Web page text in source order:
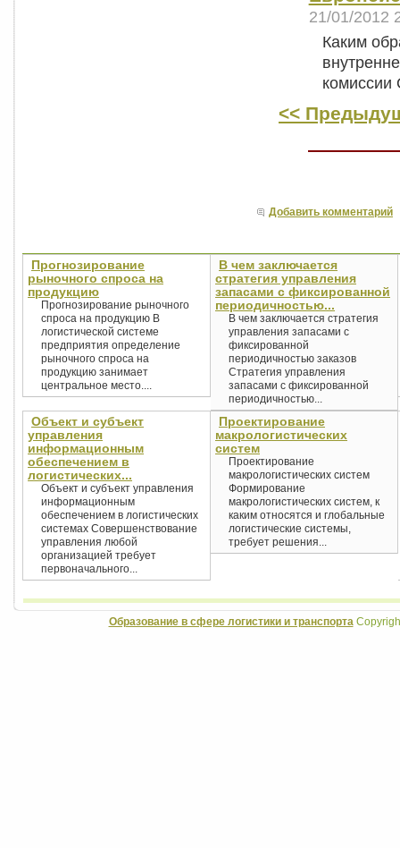
21/01/2012
Каким
<<
Добавить комментарий
Прогнозирование
рыночного спроса на
продукцию
Прогнозирование рыночного
спроса на продукцию В
логистической системе
предприятия определение
рыночного спроса на
продукцию занимает
центральное место....
В чем заключается
стратегия управления
запасами с фиксированной
периодичностью...
В чем заключается стратегия
управления запасами с
фиксированной
периодичностью заказов
Стратегия управления
запасами с фиксированной
периодичностью...
Объект и субъект
управления
информационным
обеспечением в
логистических...
Объект и субъект управления
информационным
обеспечением в логистических
системах Совершенствование
управления любой
организацией требует
первоначального...
Проектирование
макрологистических
систем
Проектирование
макрологистических систем
Формирование
макрологистических систем, к
каким относятся и глобальные
логистические системы,
требует решения...
Образование в сфере логистики и транспорта